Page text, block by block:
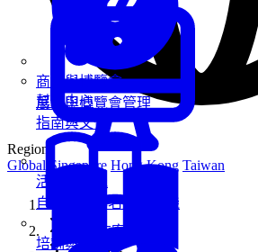
活動報到機
自助報到與名牌列印機
商展與博覽會
展覽與博覽會管理
培訓與工作坊
幫助中心
指南與文件
Region
Global
Singapore Hong Kong Taiwan
解決方案